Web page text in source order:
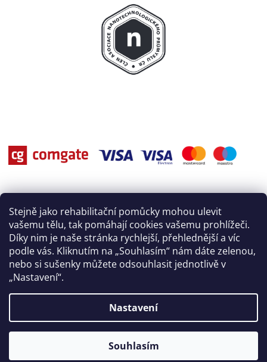
Stejně jako rehabilitační pomůcky mohou ulevit
vašemu tělu, tak pomáhají cookies vašemu prohlížeči.
Díky nim je naše stránka rychlejší, přehlednější a víc
podle vás. Kliknutím na „Souhlasím“ nám dáte zelenou,
nebo si sušenky můžete odsouhlasit jednotlivě v
„Nastavení“.
Nastavení
Souhlasím
Vytvořil Shoptet
Rehasport. Všechna práva vyhrazena.